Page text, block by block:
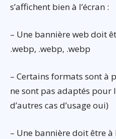
s’affichent bien à l’écran :
– Une bannière web doit
.webp, .webp, .webp
– Certains formats sont à
ne sont pas adaptés pour
d’autres cas d’usage oui)
– Une bannière doit être